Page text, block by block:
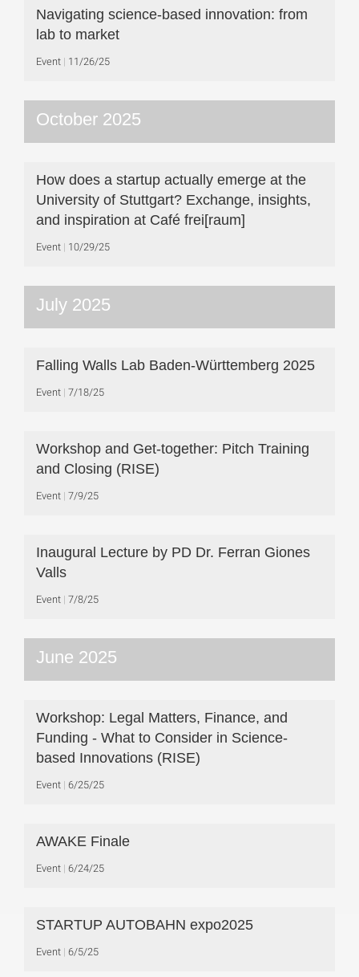
Navigating science-based innovation: from
lab to market
Event 11/26/25
October 2025
How does a startup actually emerge at the
University of Stuttgart? Exchange, insights,
and inspiration at Café frei[raum]
Event 10/29/25
July 2025
Falling Walls Lab Baden-Württemberg 2025
Event 7/18/25
Workshop and Get-together: Pitch Training
and Closing (RISE)
Event 7/9/25
Inaugural Lecture by PD Dr. Ferran Giones
Valls
Event 7/8/25
June 2025
Workshop: Legal Matters, Finance, and
Funding - What to Consider in Science-
based Innovations (RISE)
Event 6/25/25
AWAKE Finale
Event 6/24/25
STARTUP AUTOBAHN expo2025
Event 6/5/25